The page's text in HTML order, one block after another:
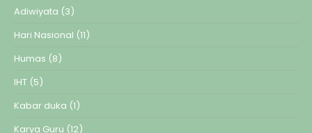
Adiwiyata (3)
Hari Nasional (11)
Humas (8)
IHT (5)
Kabar duka (1)
Karya Guru (12)